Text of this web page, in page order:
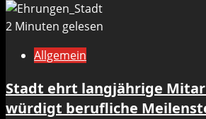
2 Minuten gelesen
Allgemein
Stadt ehrt langjährige
würdigt berufliche